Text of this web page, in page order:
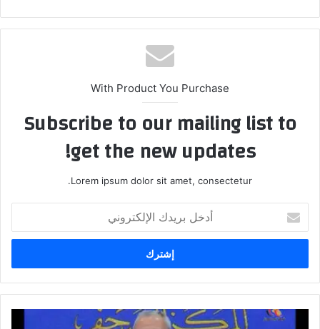
With Product You Purchase
Subscribe to our mailing list to
get the new updates!
Lorem ipsum dolor sit amet, consectetur.
بريدك
الإلكتروني